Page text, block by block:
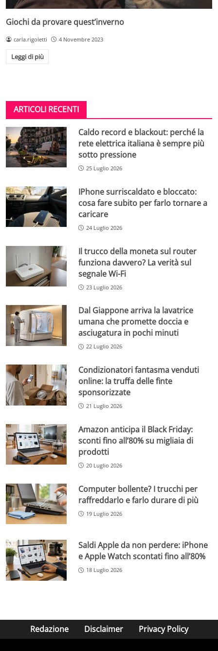
Giochi da provare quest’inverno
carla.rigoletti 4 Novembre 2023
Leggi di più
ARTICOLI RECENTI
Caldo record e blackout: perché la
rete elettrica italiana è sempre più
sotto pressione
25 Luglio 2026
IPhone surriscaldato e bloccato:
cosa fare subito per farlo tornare a
caricare
24 Luglio 2026
Il trucco della moneta sul router
funziona davvero? La verità sul
segnale Wi-Fi
23 Luglio 2026
Dal Giappone arriva la lavatrice
umana che promette doccia e
asciugatura in pochi minuti
22 Luglio 2026
Condizionatori fantasma venduti
online: la truffa delle finte
sponsorizzate
21 Luglio 2026
Amazon anticipa il Black Friday:
sconti fino all’80% su migliaia di
prodotti
20 Luglio 2026
Computer bollente? I trucchi per
raffreddarlo e farlo durare di più
19 Luglio 2026
Saldi Apple da non perdere: iPhone
e Apple Watch scontati fino all’80%
18 Luglio 2026
Redazione Disclaimer Privacy Policy